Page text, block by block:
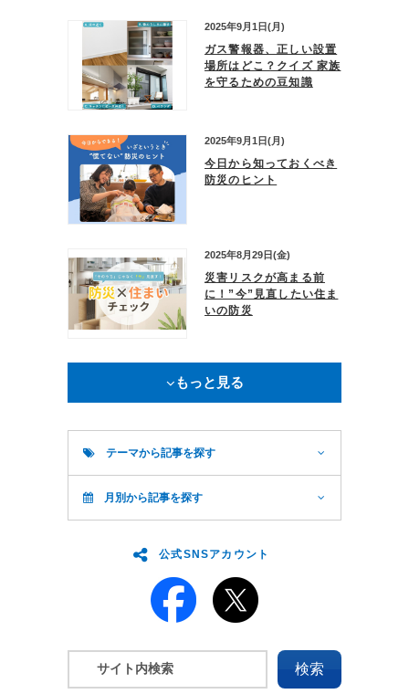
2025年9月1日(月)
ガス警報器、正しい設置
場所はどこ？クイズ 家族
を守るための豆知識
2025年9月1日(月)
今日から知っておくべき
防災のヒント
2025年8月29日(金)
災害リスクが高まる前
に！”今”見直したい住ま
いの防災
もっと見る
テーマから記事を探す
月別から記事を探す
公式SNSアカウント